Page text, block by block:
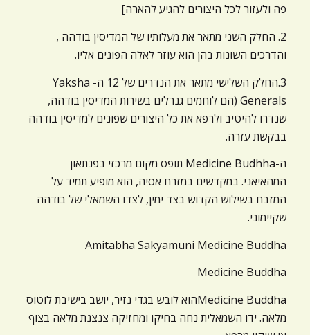
פה ולעזור לכל היצורים להגיע להארה]
2. החלק השני מתאר את מעלותיו של המדיסין בודהה ,
והדרכים השונות בהן הוא עוזר לאלה הפונים אליו.
3.החלק השלישי מתאר את הנדרים של 12 ה- Yaksha
Generals (הם לוחמים גנרלים בשירות המדיסין בודהה,
שנדרו להיטיב ולרפא את כל היצורים שפונים למדיסין בודהה
בבקשת עזרה.
ה-Medicine Budhha תופס מקום מרכזי בפנתאון
המהאיאני. במקדשים במזרח אסיה, הוא מופיע תמיד על
המזבח בשילוש הקדוש בצד ימין, לצדו השמאלי של בודהה
שקיימוני.
Amitabha Sakyamuni Medicine Buddha
Medicine Buddha
Medicine Buddhaהוא לובש בגדי נזיר, יושב בישיבת לוטוס
מלאה. ידו השמאלית נחה בחיקו ומחזיקה צנצנת מלאה בצוף